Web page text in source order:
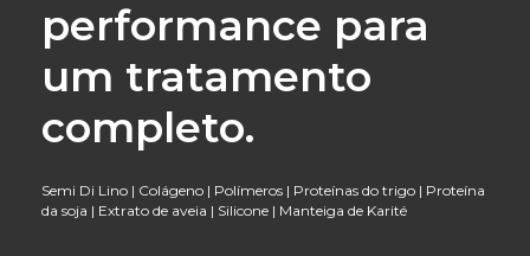
performance para
um tratamento
completo.
Semi Di Lino | Colágeno | Polímeros | Proteínas do trigo | Proteína
da soja | Extrato de aveia | Silicone | Manteiga de Karité